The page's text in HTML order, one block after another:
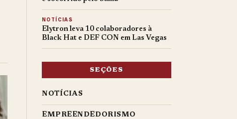
NOTÍCIAS
Elytron leva 10 colaboradores à
Black Hat e DEF CON em Las Vegas
SEÇÕES
NOTÍCIAS
EMPREENDEDORISMO